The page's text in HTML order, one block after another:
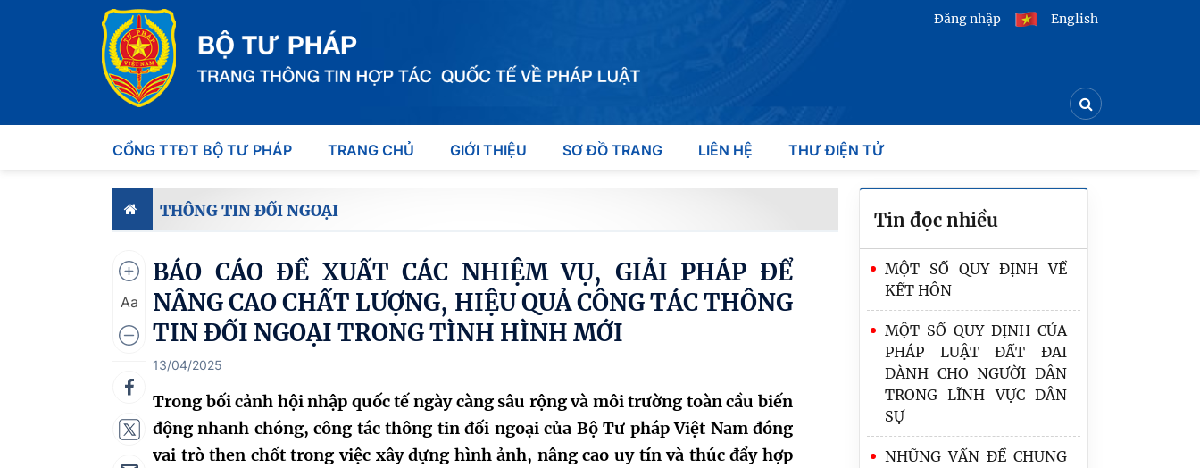
Đăng nhập English
CỔNG TTĐT BỘ TƯ PHÁP TRANG CHỦ GIỚI THIỆU SƠ ĐỒ TRANG LIÊN HỆ THƯ ĐIỆN TỬ
THÔNG TIN ĐỐI NGOẠI
Aa
BÁO CÁO ĐỀ XUẤT CÁC NHIỆM VỤ, GIẢI PHÁP ĐỂ
NÂNG CAO CHẤT LƯỢNG, HIỆU QUẢ CÔNG TÁC THÔNG
TIN ĐỐI NGOẠI TRONG TÌNH HÌNH MỚI
13/04/2025
Trong bối cảnh hội nhập quốc tế ngày càng sâu rộng và môi trường toàn cầu biến
động nhanh chóng, công tác thông tin đối ngoại của Bộ Tư pháp Việt Nam đóng
vai trò then chốt trong việc xây dựng hình ảnh, nâng cao uy tín và thúc đẩy hợp
Tin đọc nhiều
MỘT SỐ QUY ĐỊNH VỀ
KẾT HÔN
MỘT SỐ QUY ĐỊNH CỦA
PHÁP LUẬT ĐẤT ĐAI
DÀNH CHO NGƯỜI DÂN
TRONG LĨNH VỰC DÂN
SỰ
NHŨNG VẤN ĐỀ CHUNG